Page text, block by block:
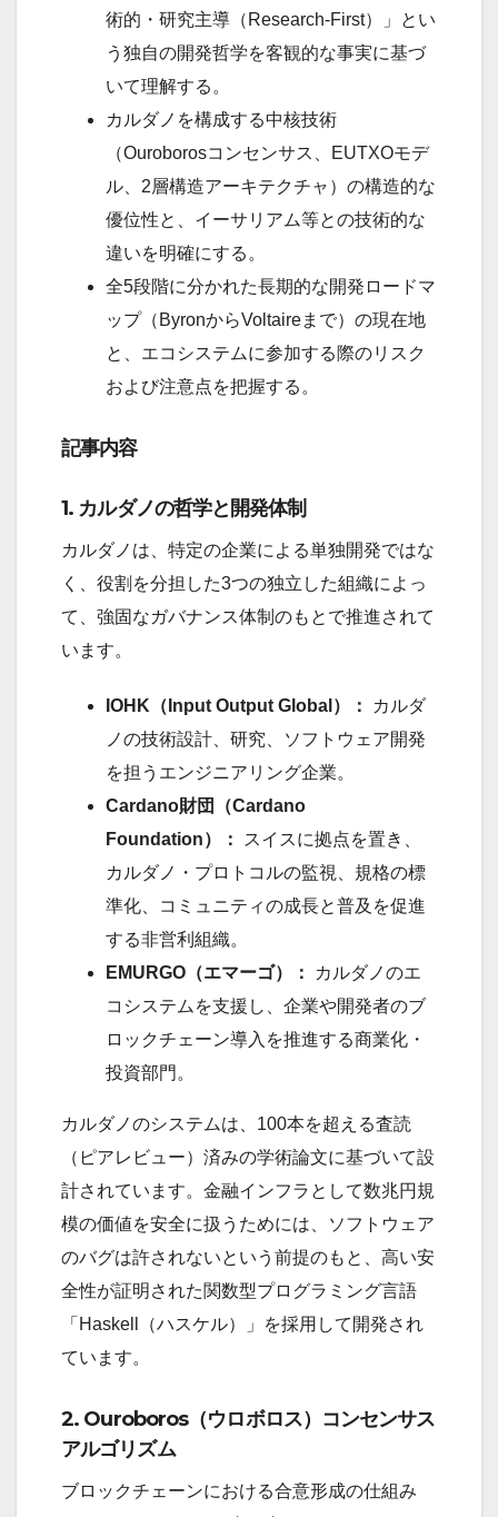
術的・研究主導（Research-First）」とい
う独自の開発哲学を客観的な事実に基づ
いて理解する。
カルダノを構成する中核技術
（Ouroborosコンセンサス、EUTXOモデ
ル、2層構造アーキテクチャ）の構造的な
優位性と、イーサリアム等との技術的な
違いを明確にする。
全5段階に分かれた長期的な開発ロードマ
ップ（ByronからVoltaireまで）の現在地
と、エコシステムに参加する際のリスク
および注意点を把握する。
記事内容
1. カルダノの哲学と開発体制
カルダノは、特定の企業による単独開発ではな
く、役割を分担した3つの独立した組織によっ
て、強固なガバナンス体制のもとで推進されて
います。
IOHK（Input Output Global）：
カルダ
ノの技術設計、研究、ソフトウェア開発
を担うエンジニアリング企業。
Cardano財団（Cardano
Foundation）：
スイスに拠点を置き、
カルダノ・プロトコルの監視、規格の標
準化、コミュニティの成長と普及を促進
する非営利組織。
EMURGO（エマーゴ）：
カルダノのエ
コシステムを支援し、企業や開発者のブ
ロックチェーン導入を推進する商業化・
投資部門。
カルダノのシステムは、100本を超える査読
（ピアレビュー）済みの学術論文に基づいて設
計されています。金融インフラとして数兆円規
模の価値を安全に扱うためには、ソフトウェア
のバグは許されないという前提のもと、高い安
全性が証明された関数型プログラミング言語
「Haskell（ハスケル）」を採用して開発され
ています。
2. Ouroboros（ウロボロス）コンセンサス
アルゴリズム
ブロックチェーンにおける合意形成の仕組み